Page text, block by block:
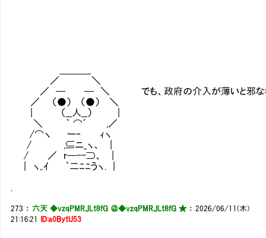
／ ＼
／ ─ ─ ＼ でも、政府の介入が薄いと邪な考えを持
／ （●） （●） ＼
| （__人__） |
＼ ｀ ⌒´ ,／
/⌒ヽ ー‐ ｨヽ
/ ,⊆ニ_ヽ、 |
/ ／ r─--⊃、 |
| ヽ,.ｲ ｀二ﾆﾆうヽ. | やる
273 ： 六天 ◆vzqPMRJLt8fG ＠◆vzqPMRJLt8fG ★：2026/06/11(木)
21:16:21
ID:a0BytU53